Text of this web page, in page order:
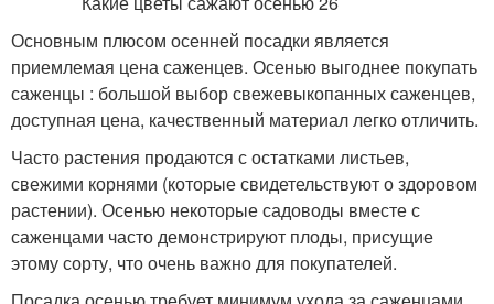
Основным плюсом осенней посадки является
приемлемая цена саженцев. Осенью выгоднее покупать
саженцы : большой выбор свежевыкопанных саженцев,
доступная цена, качественный материал легко отличить.
Часто растения продаются с остатками листьев,
свежими корнями (которые свидетельствуют о здоровом
растении). Осенью некоторые садоводы вместе с
саженцами часто демонстрируют плоды, присущие
этому сорту, что очень важно для покупателей.